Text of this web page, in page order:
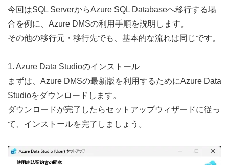
今回はSQL ServerからAzure SQL Databaseへ移行する場
合を例に、Azure DMSの利用手順を説明します。
その他の移行元・移行先でも、基本的な流れは同じです。
1. Azure Data Studioのインストール
まずは、Azure DMSの最新版を利用するためにAzure Data
Studioをダウンロードします。
ダウンロードが完了したらセットアップウィザードに従っ
て、インストールを完了しましょう。